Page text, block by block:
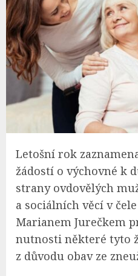
Letošní rok
žádostí o výchovné k
strany ovdovělých
a sociálních věcí v
Marianem Jurečkem
nutnosti některé tyto
z důvodu obav ze